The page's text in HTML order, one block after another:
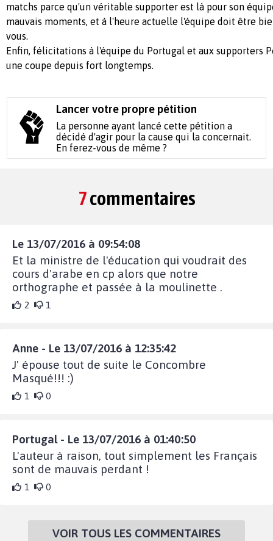
matchs parce qu'un véritable supporter est là pour son
mauvais moments, et à l'heure actuelle l'équipe doit être
vous.
Enfin, félicitations à l'équipe du Portugal et aux supporters
une coupe depuis fort longtemps.
Lancer votre propre pétition
La personne ayant lancé cette pétition a
décidé d'agir pour la cause qui la concernait.
En ferez-vous de même ?
7commentaires
Le 13/07/2016 à 09:54:08
Et la ministre de l'éducation qui voudrait des
cours d'arabe en cp alors que notre
orthographe et passée à la moulinette .
2 1
Anne - Le 13/07/2016 à 12:35:42
J' épouse tout de suite le Concombre
Masqué!!! :)
1 0
Portugal - Le 13/07/2016 à 01:40:50
L'auteur à raison, tout simplement les Français
sont de mauvais perdant !
1 0
VOIR TOUS LES COMMENTAIRES